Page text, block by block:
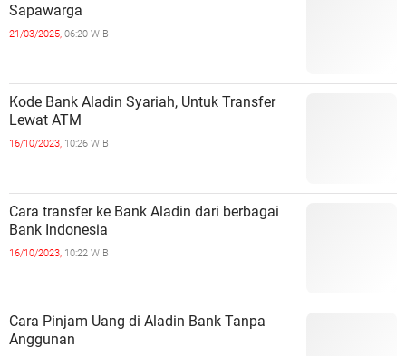
Sapawarga
21/03/2025, 06:20 WIB
Kode Bank Aladin Syariah, Untuk Transfer
Lewat ATM
16/10/2023, 10:26 WIB
Cara transfer ke Bank Aladin dari berbagai
Bank Indonesia
16/10/2023, 10:22 WIB
Cara Pinjam Uang di Aladin Bank Tanpa
Anggunan